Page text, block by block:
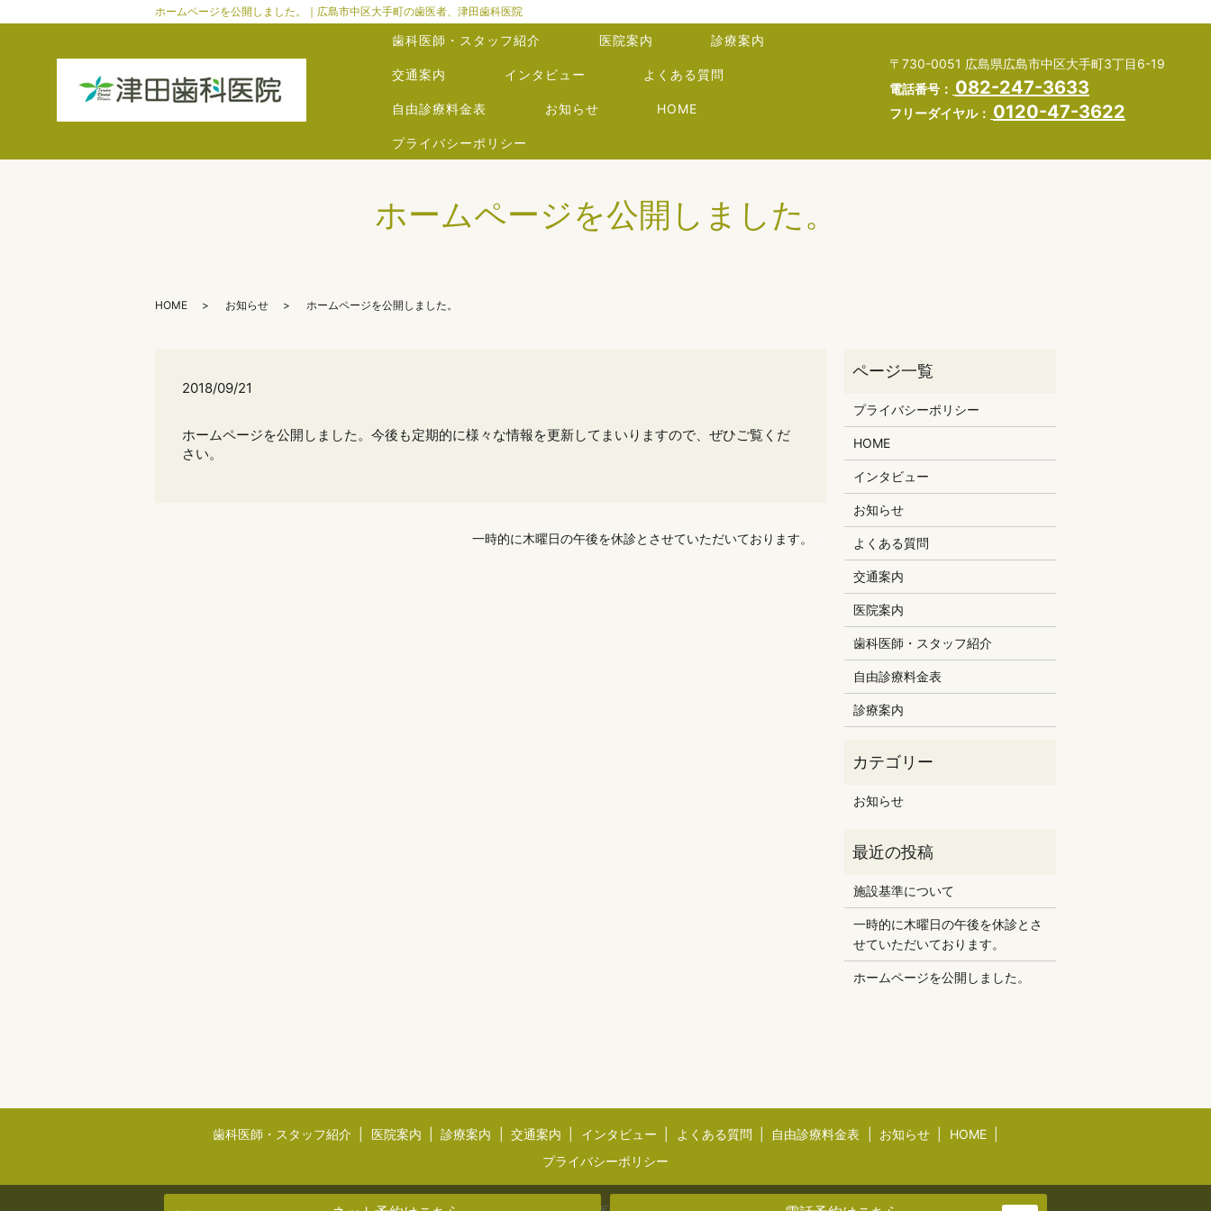
ホームページを公開しました。｜広島市中区大手町の歯医者、津田歯科医院
歯科医師・スタッフ紹介 医院案内 診療案内
交通案内 インタビュー よくある質問
自由診療料金表 お知らせ HOME
プライバシーポリシー
〒730-0051 広島県広島市中区大手町3丁目6-19
電話番号： 082-247-3633
フリーダイヤル： 0120-47-3622
ホームページを公開しました。
HOME お知らせ ホームページを公開しました。
2018/09/21
ホームページを公開しました。今後も定期的に様々な情報を更新してまいりますので、ぜひご覧くだ
さい。
一時的に木曜日の午後を休診とさせていただいております。
プライバシーポリシー
HOME
インタビュー
お知らせ
よくある質問
交通案内
医院案内
歯科医師・スタッフ紹介
自由診療料金表
診療案内
お知らせ
施設基準について
一時的に木曜日の午後を休診とさ
せていただいております。
ホームページを公開しました。
歯科医師・スタッフ紹介 医院案内 診療案内 交通案内 インタビュー よくある質問 自由診療料金表 お知らせ
HOME
プライバシーポリシー